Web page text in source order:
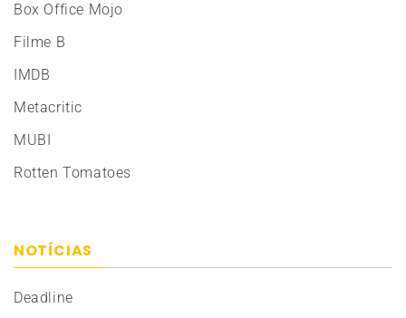
Box Office Mojo
Filme B
IMDB
Metacritic
MUBI
Rotten Tomatoes
NOTÍCIAS
Deadline